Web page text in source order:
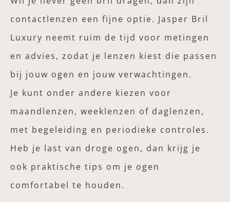
contactlenzen een fijne optie. Jasper Bril
Luxury neemt ruim de tijd voor metingen
en advies, zodat je lenzen kiest die passen
bij jouw ogen en jouw verwachtingen.
Je kunt onder andere kiezen voor
maandlenzen, weeklenzen of daglenzen,
met begeleiding en periodieke controles.
Heb je last van droge ogen, dan krijg je
ook praktische tips om je ogen
comfortabel te houden.